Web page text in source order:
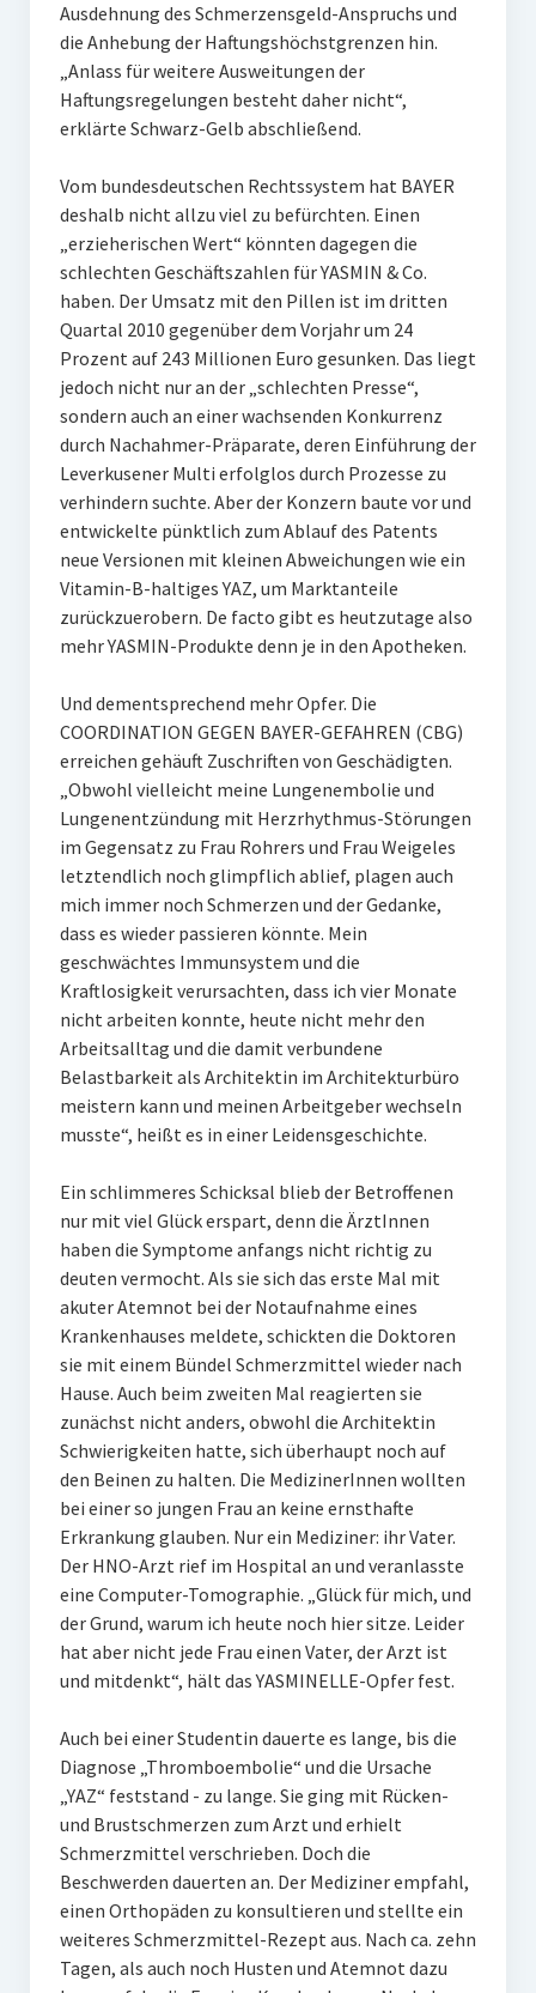
Ausdehnung des Schmerzensgeld-Anspruchs und
die Anhebung der Haftungshöchstgrenzen hin.
„Anlass für weitere Ausweitungen der
Haftungsregelungen besteht daher nicht“,
erklärte Schwarz-Gelb abschließend.
Vom bundesdeutschen Rechtssystem hat BAYER
deshalb nicht allzu viel zu befürchten. Einen
„erzieherischen Wert“ könnten dagegen die
schlechten Geschäftszahlen für YASMIN & Co.
haben. Der Umsatz mit den Pillen ist im dritten
Quartal 2010 gegenüber dem Vorjahr um 24
Prozent auf 243 Millionen Euro gesunken. Das liegt
jedoch nicht nur an der „schlechten Presse“,
sondern auch an einer wachsenden Konkurrenz
durch Nachahmer-Präparate, deren Einführung der
Leverkusener Multi erfolglos durch Prozesse zu
verhindern suchte. Aber der Konzern baute vor und
entwickelte pünktlich zum Ablauf des Patents
neue Versionen mit kleinen Abweichungen wie ein
Vitamin-B-haltiges YAZ, um Marktanteile
zurückzuerobern. De facto gibt es heutzutage also
mehr YASMIN-Produkte denn je in den Apotheken.
Und dementsprechend mehr Opfer. Die
COORDINATION GEGEN BAYER-GEFAHREN (CBG)
erreichen gehäuft Zuschriften von Geschädigten.
„Obwohl vielleicht meine Lungenembolie und
Lungenentzündung mit Herzrhythmus-Störungen
im Gegensatz zu Frau Rohrers und Frau Weigeles
letztendlich noch glimpflich ablief, plagen auch
mich immer noch Schmerzen und der Gedanke,
dass es wieder passieren könnte. Mein
geschwächtes Immunsystem und die
Kraftlosigkeit verursachten, dass ich vier Monate
nicht arbeiten konnte, heute nicht mehr den
Arbeitsalltag und die damit verbundene
Belastbarkeit als Architektin im Architekturbüro
meistern kann und meinen Arbeitgeber wechseln
musste“, heißt es in einer Leidensgeschichte.
Ein schlimmeres Schicksal blieb der Betroffenen
nur mit viel Glück erspart, denn die ÄrztInnen
haben die Symptome anfangs nicht richtig zu
deuten vermocht. Als sie sich das erste Mal mit
akuter Atemnot bei der Notaufnahme eines
Krankenhauses meldete, schickten die Doktoren
sie mit einem Bündel Schmerzmittel wieder nach
Hause. Auch beim zweiten Mal reagierten sie
zunächst nicht anders, obwohl die Architektin
Schwierigkeiten hatte, sich überhaupt noch auf
den Beinen zu halten. Die MedizinerInnen wollten
bei einer so jungen Frau an keine ernsthafte
Erkrankung glauben. Nur ein Mediziner: ihr Vater.
Der HNO-Arzt rief im Hospital an und veranlasste
eine Computer-Tomographie. „Glück für mich, und
der Grund, warum ich heute noch hier sitze. Leider
hat aber nicht jede Frau einen Vater, der Arzt ist
und mitdenkt“, hält das YASMINELLE-Opfer fest.
Auch bei einer Studentin dauerte es lange, bis die
Diagnose „Thromboembolie“ und die Ursache
„YAZ“ feststand - zu lange. Sie ging mit Rücken-
und Brustschmerzen zum Arzt und erhielt
Schmerzmittel verschrieben. Doch die
Beschwerden dauerten an. Der Mediziner empfahl,
einen Orthopäden zu konsultieren und stellte ein
weiteres Schmerzmittel-Rezept aus. Nach ca. zehn
Tagen, als auch noch Husten und Atemnot dazu